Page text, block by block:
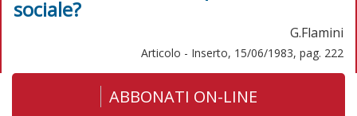
sociale?
G.Flamini
Articolo - Inserto, 15/06/1983, pag. 222
ABBONATI ON-LINE